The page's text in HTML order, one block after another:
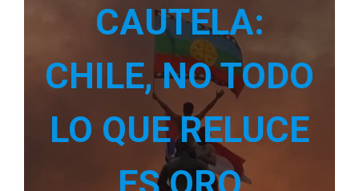
CAUTELA:
CHILE, NO TODO
LO QUE RELUCE